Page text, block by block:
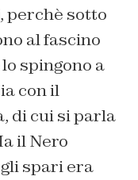
perchè sotto
al fascino
spingono a
con il
di cui si parla
il Nero
spari era